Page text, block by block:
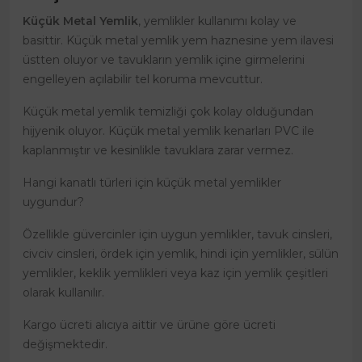
Küçük Metal Yemlik, yemlikler kullanımı kolay ve
basittir. Küçük metal yemlik yem haznesine yem ilavesi
üstten oluyor ve tavukların yemlik içine girmelerini
engelleyen açılabilir tel koruma mevcuttur.
Küçük metal yemlik temizliği çok kolay olduğundan
hijyenik oluyor. Küçük metal yemlik kenarları PVC ile
kaplanmıştır ve kesinlikle tavuklara zarar vermez.
Hangi kanatlı türleri için küçük metal yemlikler
uygundur?
Özellikle güvercinler için uygun yemlikler, tavuk cinsleri,
civciv cinsleri, ördek için yemlik, hindi için yemlikler, sülün
yemlikler, keklik yemlikleri veya kaz için yemlik çeşitleri
olarak kullanılır.
Kargo ücreti alıcıya aittir ve ürüne göre ücreti
değişmektedir.